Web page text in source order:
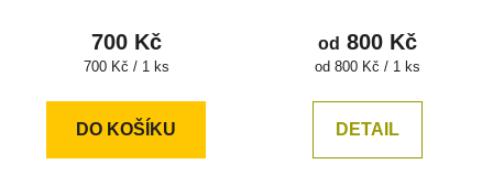
700 Kč
Měrná
700 Kč / 1 ks
DO KOŠÍKU
od 800 Kč
Měrná
od 800 Kč / 1 ks
DETAIL